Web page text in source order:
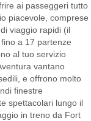
ai passeggeri tutto
piacevole, comprese
viaggio rapidi (il
a 17 partenze
al tuo servizio
vantano
e offrono molto
finestre
spettacolari lungo il
in treno da Fort